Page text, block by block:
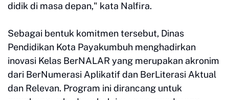
didik di masa depan," kata Nalfira.
Sebagai bentuk komitmen tersebut, Dinas
Pendidikan Kota Payakumbuh menghadirkan
inovasi Kelas BerNALAR yang merupakan akronim
dari BerNumerasi Aplikatif dan BerLiterasi Aktual
dan Relevan. Program ini dirancang untuk